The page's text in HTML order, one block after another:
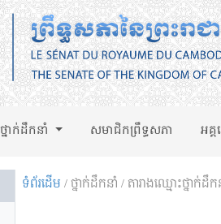
ថ្នាក់ដឹកនាំ សមាជិកព្រឹទ្ធសភា អគ្
ទំព័រដើម/ ថ្នាក់ដឹកនាំ / តារាងឈ្មោះថ្នាក់ដឹក